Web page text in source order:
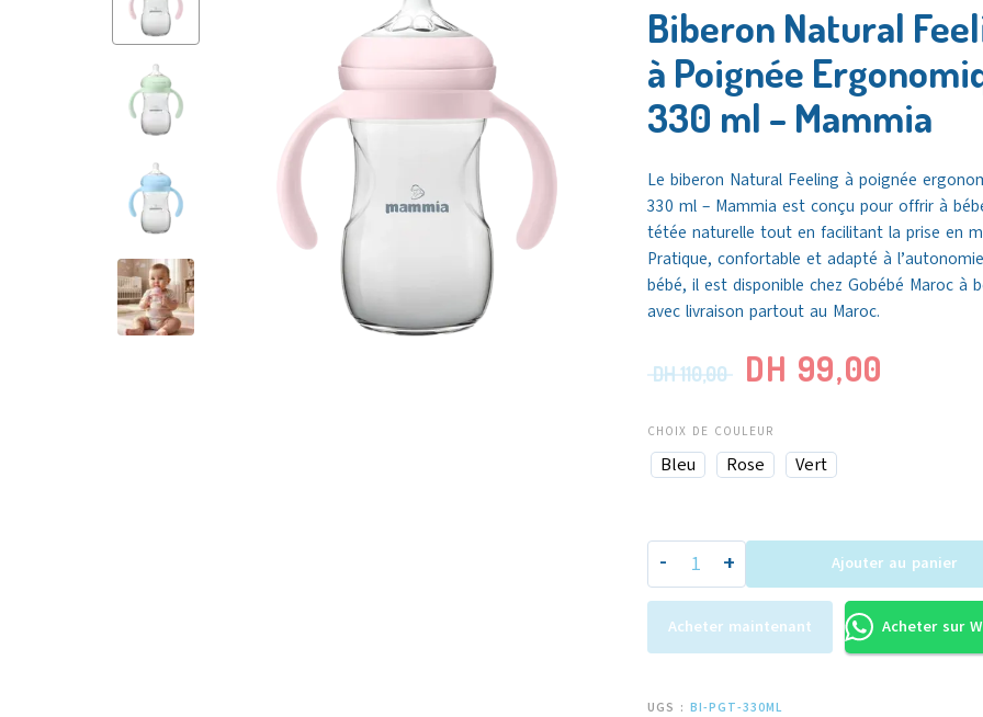
Biberon Natural
à Poignée
330 ml – Mammia
Le biberon Natural Feeling à poignée
330 ml – Mammia est conçu pour offrir à
tétée naturelle tout en facilitant la prise en
Pratique, confortable et adapté à
bébé, il est disponible chez Gobébé Maroc à
avec livraison partout au Maroc.
DH110,00 DH 99,00
CHOIX DE COULEUR
Bleu Rose Vert
- + Ajouter au panier
Acheter maintenant Acheter sur
UGS : BI-PGT-330ML